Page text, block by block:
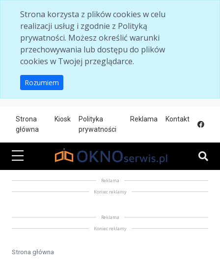
Strona korzysta z plików cookies w celu
realizacji usług i zgodnie z Polityką
prywatności. Możesz określić warunki
przechowywania lub dostępu do plików
cookies w Twojej przeglądarce.
Rozumiem
Strona
główna
Kiosk
Polityka
prywatności
Reklama Kontakt
Reklama
Koniec reklamy
Reklama
Koniec reklamy
Strona główna